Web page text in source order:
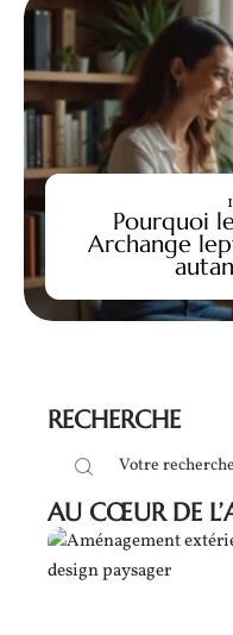
Pourquoi
Archange
RECHERCHE
AU CŒUR DE